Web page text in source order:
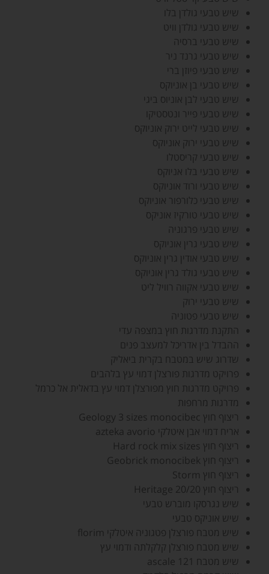
שיש טבעי גולדן בלו
שיש טבעי גולדן וויט
שיש טבעי ברסיה
שיש טבעי גרנד ניר
שיש טבעי פיוזן ברי
שיש טבעי בן אוניוקס
שיש טבעי לבן אוניוס ביגי
שיש טבעי פייר ונטסטיקו
שיש טבעי לייט ירוק אוניוקס
שיש טבעי ירוק אוניוקס
שיש טבעי קריסטלו
שיש טבעי בלו אניוקס
שיש טבעי ורוד אוניוקס
שיש טבעי כלורפור אוניוקס
שיש טבעי טורקיז אוניקס
שיש טבעי פרגוניה
שיש טבעי גרין אוניוקס
שיש טבעי אודין גרין אוניוקס
שיש טבעי גולד גרין אוניוקס
שיש טבעי אקווה רוויל ליט
שיש טבעי ירוק
שיש טבעי פטוניה
התקנת מדרגות חוץ במצפה עדי
ההבדל בין אדריכל למעצב פנים
שדרוג שיש במטבח בקרית ביאליק
פרויקט מדרגות פורצלן דמוי עץ בלהבים
פרויקט מדרגות חוץ מפורצלן דמוי עץ בדאלית אל כרמל
מדרגות מרחפות
ריצוף חוץ Geology 3 sizes monocibec
אריח דמוי אבן איטלקי azteka avorio
ריצוף חוץ Hard rock mix sizes
ריצוף חוץ Geobrick monocibek
ריצוף חוץ Storm
ריצוף חוץ Heritage 20/20
שיש נגרסקו מוברש טבעי
שיש אוניקס טבעי
שיש מטבח פורצלן פטגוניה איטלקי florim
שיש מטבח פורצלן קלקלתה ודמוי עץ
שיש מטבח ascale 121